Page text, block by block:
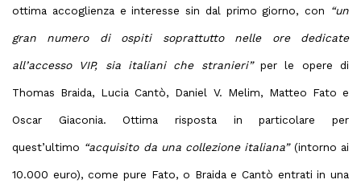
ottima accoglienza e interesse sin dal primo giorno, con “un
gran numero di ospiti soprattutto nelle ore dedicate
all’accesso VIP, sia italiani che stranieri”per le opere di
Thomas Braida, Lucia Cantò, Daniel V. Melim, Matteo Fato e
Oscar Giaconia. Ottima risposta in particolare per
quest’ultimo “acquisito da una collezione italiana”(intorno ai
10.000 euro), come pure Fato, o Braida e Cantò entrati in una